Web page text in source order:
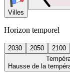
Villes
Horizon temporel
2030 2050
2100
Hausse de la